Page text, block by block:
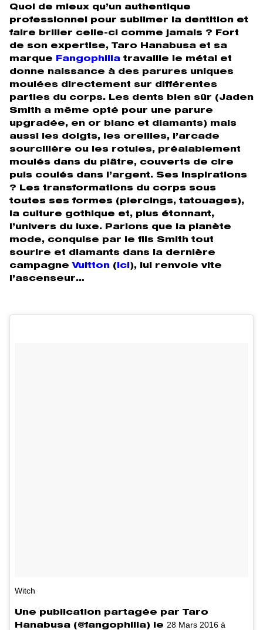
Quoi de mieux qu’un authentique
professionnel pour sublimer la dentition et
faire briller celle-ci comme jamais ? Fort
de son expertise, Taro Hanabusa et sa
marque
Fangophilia travaille le métal et
donne naissance à des parures uniques
moulées directement sur différentes
parties du corps. Les dents bien sûr (Jaden
Smith a même opté pour une parure
upgradée, en or blanc et diamants) mais
aussi les doigts, les oreilles, l’arcade
sourcilière ou les rotules, préalablement
moulés dans du plâtre, couverts de cire
puis coulés dans l’argent. Ses inspirations
? Les transformations du corps sous
toutes ses formes (piercings, tatouages),
la culture gothique et, plus étonnant,
l’univers du luxe. Parions que la planète
mode, conquise par le fils Smith tout
sourire et diamants dans la dernière
campagne Vuitton ( ici ), lui renvoie vite
l’ascenseur…
Witch
Une publication partagée par Taro
Hanabusa (@fangophilia) le 28 Mars 2016 à